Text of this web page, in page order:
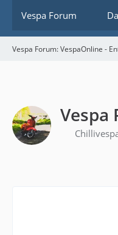
Vespa Forum
Vespa Forum: VespaOnline -
Vespa